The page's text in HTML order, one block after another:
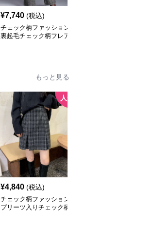
¥7,740 (税込)
チェック柄ファッション
裏起毛チェック柄フレア
もっと見る
人気
¥4,840 (税込)
チェック柄ファッション
プリーツ入りチェック柄